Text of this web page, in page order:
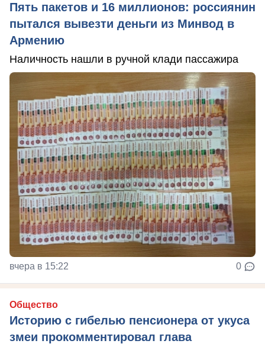
Пять пакетов и 16 миллионов: россиянин
пытался вывезти деньги из Минвод в
Армению
Наличность нашли в ручной клади пассажира
вчера в 15:22 0
Общество
Историю с гибелью пенсионера от укуса
змеи прокомментировал глава